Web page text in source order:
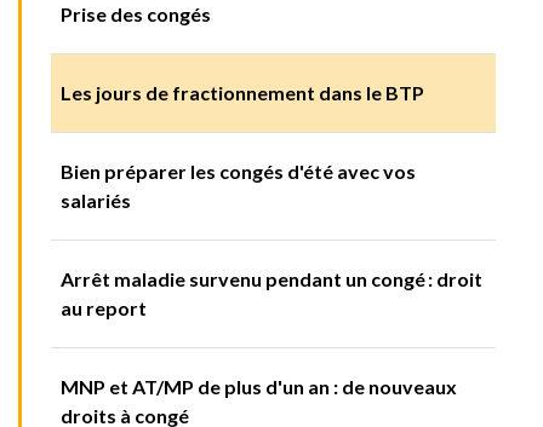
Prise des congés
Les jours de fractionnement dans le BTP
Bien préparer les congés d'été avec vos
salariés
Arrêt maladie survenu pendant un congé : droit
au report
MNP et AT/MP de plus d'un an : de nouveaux
droits à congé